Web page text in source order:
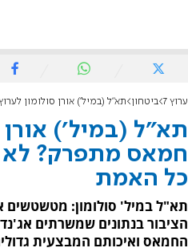
ערוץ 7 ביטחון תא"ל (במיל') אורן סולומון לערוץ 7: חמאס מתפרק? לא מספרים לכם את כל
חמאס מתפרק?
כל האמת
תא"ל במיל' סולומון:
הציבור בנתונים שמשרתים
החמאס ואיכותם המבצעית